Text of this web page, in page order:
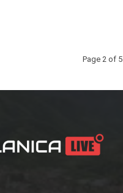
Page 2 of 5